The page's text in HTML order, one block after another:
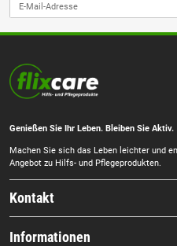
Genießen Sie Ihr Leben. Bleiben Sie Aktiv.
Machen Sie sich das Leben leichter und
Angebot zu Hilfs- und Pflegeprodukten.
Kontakt
Informationen